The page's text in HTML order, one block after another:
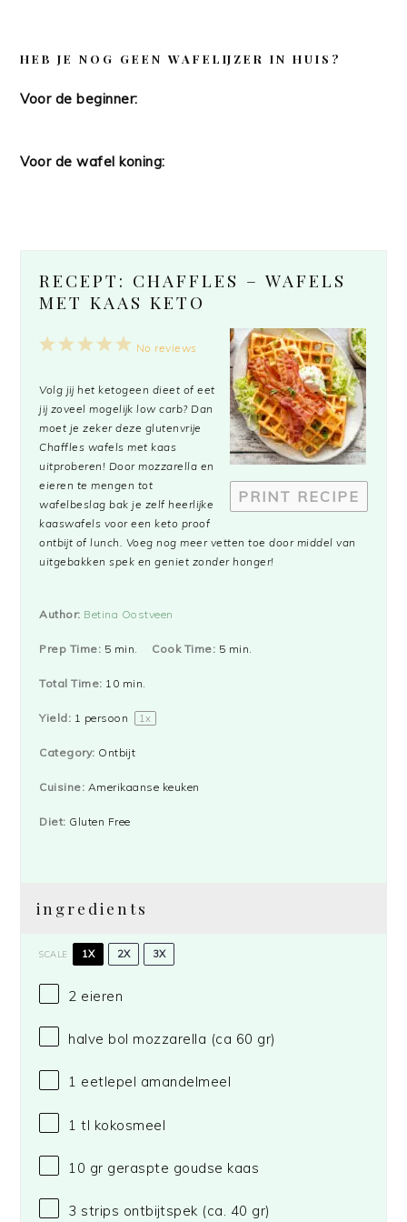
HEB JE NOG GEEN WAFELIJZER IN HUIS?
Voor de beginner:
Voor de wafel koning:
RECEPT: CHAFFLES – WAFELS
MET KAAS KETO
PRINT RECIPE
5
4
3
2
1
No reviews
Volg jij het ketogeen dieet of eet
jij zoveel mogelijk low carb? Dan
moet je zeker deze glutenvrije
Chaffles wafels met kaas
uitproberen! Door mozzarella en
eieren te mengen tot
wafelbeslag bak je zelf heerlijke
kaaswafels voor een keto proof
ontbijt of lunch. Voeg nog meer vetten toe door middel van
uitgebakken spek en geniet zonder honger!
Author: Betina Oostveen
Prep Time: 5 min. Cook Time: 5 min.
Total Time: 10 min.
Yield: 1 persoon 1x
Category: Ontbijt
Cuisine: Amerikaanse keuken
Diet: Gluten Free
ingredients
SCALE 1X 2X 3X
2 eieren
halve bol mozzarella (ca 60 gr)
1 eetlepel amandelmeel
1 tl kokosmeel
10 gr geraspte goudse kaas
3 strips ontbijtspek (ca. 40 gr)